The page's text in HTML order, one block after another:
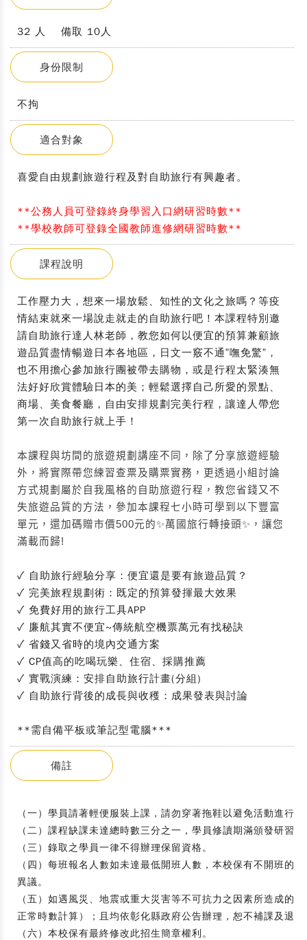
32 人 備取 10人
身份限制
不拘
適合對象
喜愛自由規劃旅遊行程及對自助旅行有興趣者。
**公務人員可登錄終身學習入口網研習時數**
**學校教師可登錄全國教師進修網研習時數**
課程說明
工作壓力大，想來一場放鬆、知性的文化之旅嗎？等疫
情結束就來一場說走就走的自助旅行吧！本課程特別邀
請自助旅行達人林老師，教您如何以便宜的預算兼顧旅
遊品質盡情暢遊日本各地區，日文一竅不通”嘸免驚”，
也不用擔心參加旅行團被帶去購物，或是行程太緊湊無
法好好欣賞體驗日本的美；輕鬆選擇自己所愛的景點、
商場、美食餐廳，自由安排規劃完美行程，讓達人帶您
第一次自助旅行就上手！
本課程與坊間的旅遊規劃講座不同，除了分享旅遊經驗
外，將實際帶您練習查票及購票實務，更透過小組討論
方式規劃屬於自我風格的自助旅遊行程，教您省錢又不
失旅遊品質的方法，參加本課程七小時可學到以下豐富
單元，還加碼贈市價500元的✨萬國旅行轉接頭✨，讓您
滿載而歸!
✓ 自助旅行經驗分享：便宜還是要有旅遊品質？
✓ 完美旅程規劃術：既定的預算發揮最大效果
✓ 免費好用的旅行工具APP
✓ 廉航其實不便宜~傳統航空機票萬元有找秘訣
✓ 省錢又省時的境內交通方案
✓ CP值高的吃喝玩樂、住宿、採購推薦
✓ 實戰演練：安排自助旅行計畫(分組)
✓ 自助旅行背後的成長與收穫：成果發表與討論
**需自備平板或筆記型電腦***
備註
（一）學員請著輕便服裝上課，請勿穿著拖鞋以避免活動進行
（二）課程缺課未達總時數三分之一，學員修讀期滿頒發研習
（三）錄取之學員一律不得辦理保留資格。
（四）每班報名人數如未達最低開班人數，本校保有不開班的
異議。
（五）如遇風災、地震或重大災害等不可抗力之因素所造成的
正常時數計算）；且均依彰化縣政府公告辦理，恕不補課及退費
（六）本校保有最終修改此招生簡章權利。